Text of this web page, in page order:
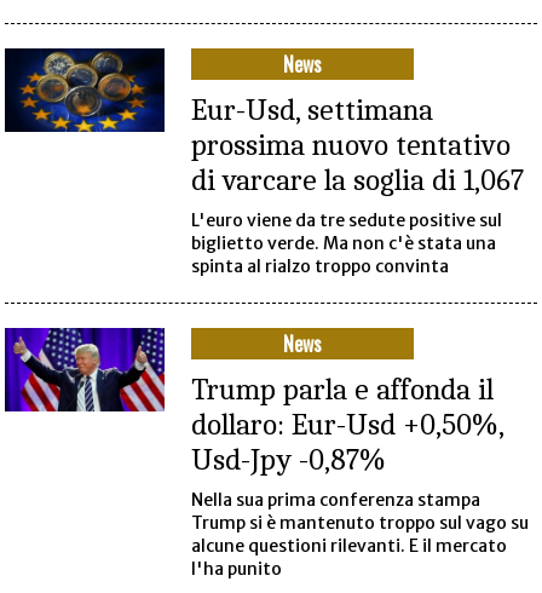
News
Eur-Usd, settimana
prossima nuovo tentativo
di varcare la soglia di 1,067
L'euro viene da tre sedute positive sul
biglietto verde. Ma non c'è stata una
spinta al rialzo troppo convinta
News
Trump parla e affonda il
dollaro: Eur-Usd +0,50%,
Usd-Jpy -0,87%
Nella sua prima conferenza stampa
Trump si è mantenuto troppo sul vago su
alcune questioni rilevanti. E il mercato
l'ha punito